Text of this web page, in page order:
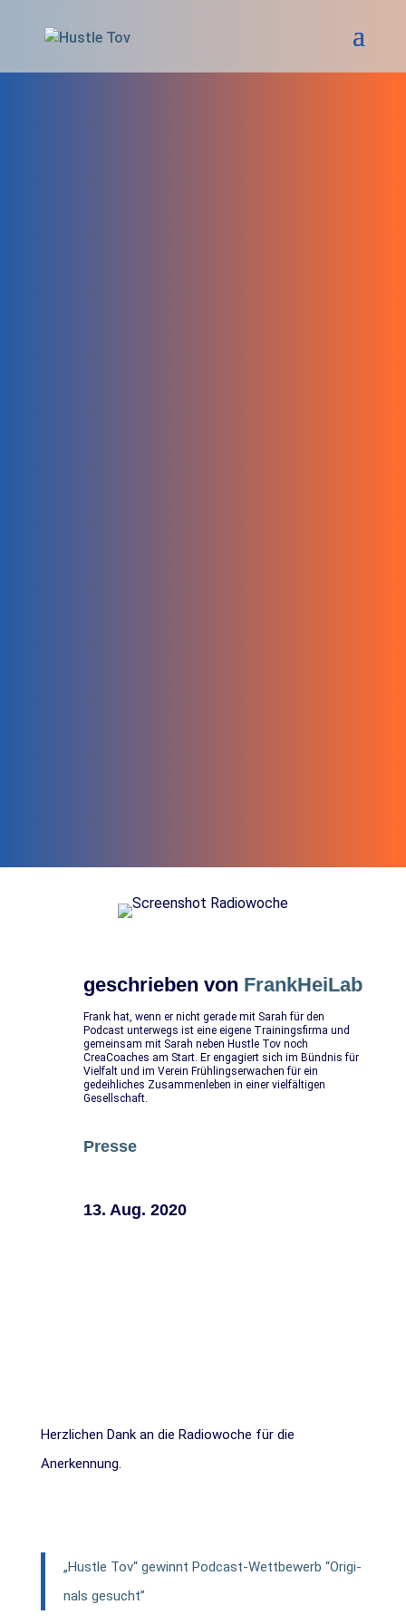
Die Radiowoche
geschrieben von FrankHeiLab
Frank hat, wenn er nicht gerade mit Sarah für den
Podcast unterwegs ist eine eigene Trainingsfirma und
gemeinsam mit Sarah neben Hustle Tov noch
CreaCoaches am Start. Er engagiert sich im Bündnis für
Vielfalt und im Verein Frühlingserwachen für ein
gedeihliches Zusammenleben in einer vielfältigen
Gesellschaft.
Presse
13. Aug. 2020
Herz­li­chen Dank an die Radio­wo­che für die
Anerkennung.
„Hust­le Tov“ gewinnt Podcast-Wettbewerb “Ori­gi­
nals gesucht”